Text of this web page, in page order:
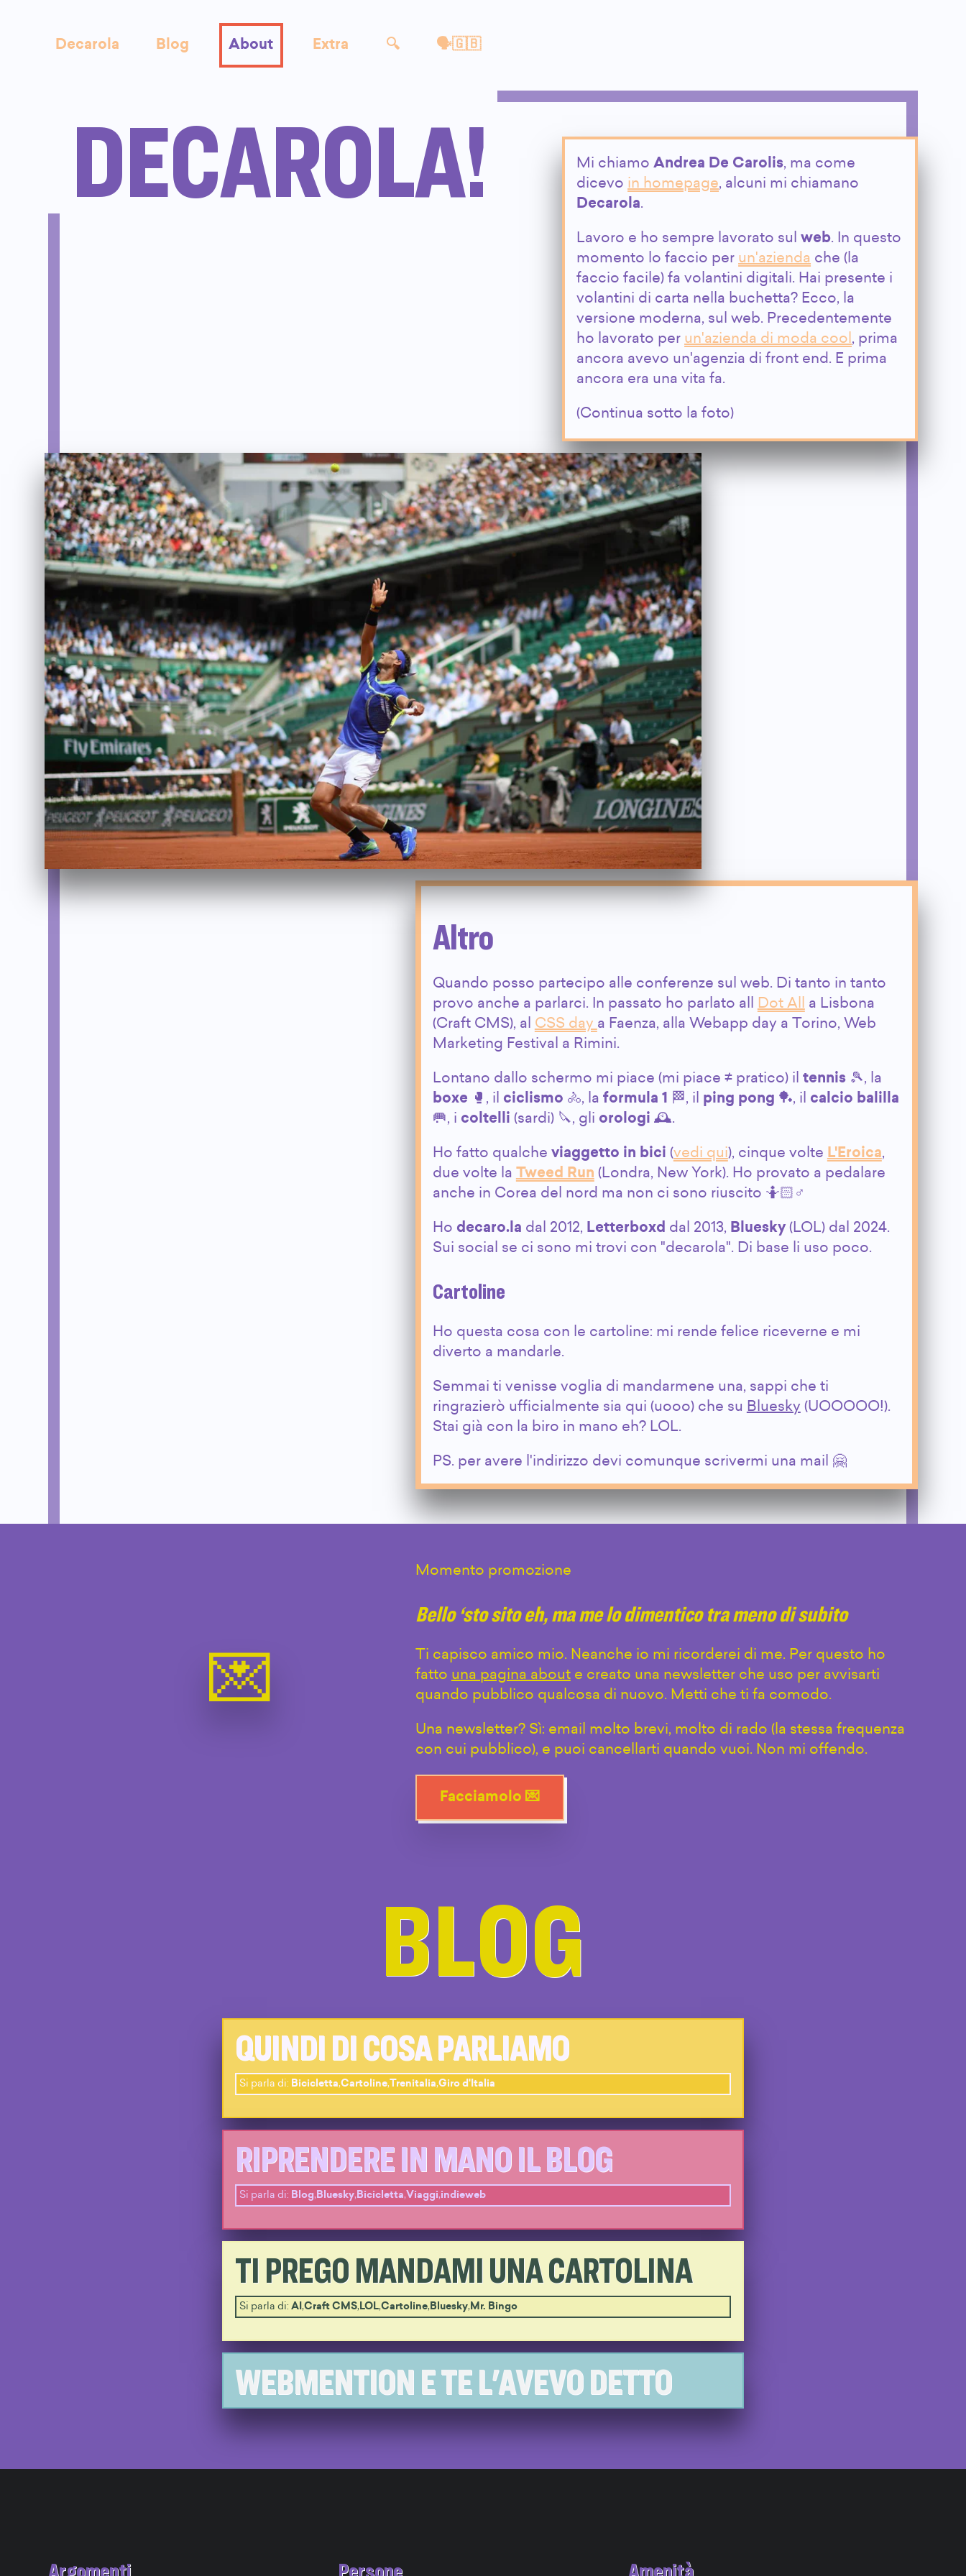
Decarola Blog About Extra 🔍 🗣🇬🇧
DECAROLA! Mi chiamoAndrea De Carolis, ma come
dicevo in homepage, alcuni mi chiamano
Decarola.
Lavoro e ho sempre lavorato sulweb. In questo
momento lo faccio per un'azienda che (la
faccio facile) fa volantini digitali. Hai presente i
volantini di carta nella buchetta? Ecco, la
versione moderna, sul web. Precedentemente
ho lavorato per un'azienda di moda cool , prima
ancora avevo un'agenzia di front end. E prima
ancora era una vita fa.
(Continua sotto la foto)
Altro
Quando posso partecipo alle conferenze sul web. Di tanto in tanto
provo anche a parlarci. In passato ho parlato all Dot All a Lisbona
(Craft CMS), al CSS day a Faenza, alla Webapp day a Torino, Web
Marketing Festival a Rimini.
Lontano dallo schermo mi piace (mi piace ≠ pratico) il tennis🎾, la
boxe 🥊, il ciclismo 🚴, la formula 1 🏁, il ping pong 🏓, il calcio balilla
🥅, i coltelli (sardi) 🔪, gli orologi 🕰️.
Ho fatto qualche viaggetto in bici (vedi qui), cinque volte L'Eroica,
due volte la Tweed Run (Londra, New York). Ho provato a pedalare
anche in Corea del nord ma non ci sono riuscito 🤷🏻♂️
Ho decaro.la dal 2012, Letterboxd dal 2013, Bluesky(LOL) dal 2024.
Sui social se ci sono mi trovi con "decarola". Di base li uso poco.
Cartoline
Ho questa cosa con le cartoline: mi rende felice riceverne e mi
diverto a mandarle.
Semmai ti venisse voglia di mandarmene una, sappi che ti
ringrazierò ufficialmente sia qui (uooo) che su Bluesky (UOOOOO!).
Stai già con la biro in mano eh? LOL.
PS. per avere l'indirizzo devi comunque scrivermi una mail 🤗
Momento promozione
Bello ‘sto sito eh, ma me lo dimentico tra meno di subito
Ti capisco amico mio. Neanche io mi ricorderei di me. Per questo ho
fatto una pagina aboute creato una newsletter che uso per avvisarti
quando pubblico qualcosa di nuovo. Metti che ti fa comodo.
Una newsletter? Sì: email molto brevi, molto di rado (la stessa frequenza
con cui pubblico), e puoi cancellarti quando vuoi. Non mi offendo.
Facciamolo 💌
BLOG
QUINDI DI COSA PARLIAMO
Si parla di: Bicicletta,Cartoline, Trenitalia,Giro d'Italia
RIPRENDERE IN MANO IL BLOG
Si parla di: Blog,Bluesky,Bicicletta,Viaggi,indieweb
TI PREGO MANDAMI UNA CARTOLINA
Si parla di:AI,Craft CMS,LOL,Cartoline,Bluesky,Mr. Bingo
WEBMENTION E TE L'AVEVO DETTO
Argomenti Persone Amenità